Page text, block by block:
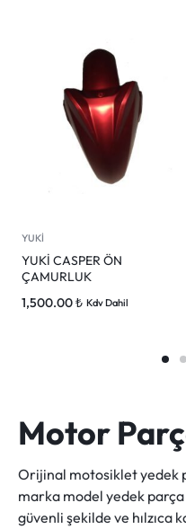
YUKİ
YUKİ CASPER ÖN
ÇAMURLUK
1,500.00₺ Kdv Dahil
Motor
Orijinal motosiklet yedek
marka model yedek
güvenli şekilde ve hılzıca